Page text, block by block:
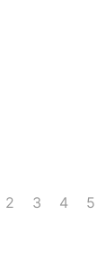
2 3 4 5